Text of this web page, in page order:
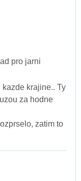
pro jarni
krajine.. Ty
za hodne
zatim to